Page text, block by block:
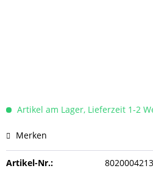
Artikel am Lager, Lieferzeit 1-2
Merken
Artikel-Nr.: 8020004213